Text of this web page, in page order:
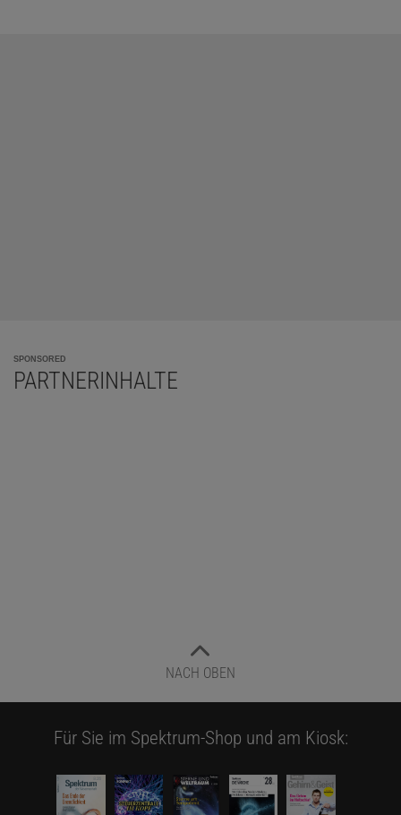
SPONSORED
PARTNERINHALTE
NACH OBEN
Für Sie im Spektrum-Shop und am Kiosk: